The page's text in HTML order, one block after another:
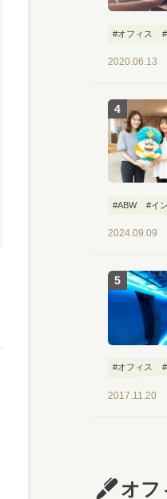
#オフィス
2020.06.13
#ABW #イ
2024.09.09
#オフィス
2017.11.20
オフ